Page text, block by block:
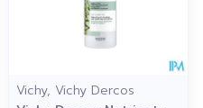
Vichy, Vichy Dercos